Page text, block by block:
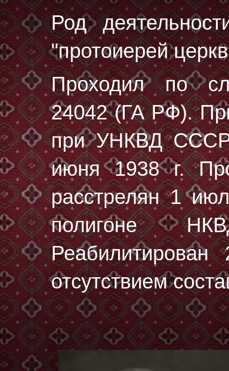
Род
"протоиерей
Проходил по
24042 (ГА РФ).
при УНКВД СССР
июня 1938 г.
расстрелян1
полигоне
отсутствием